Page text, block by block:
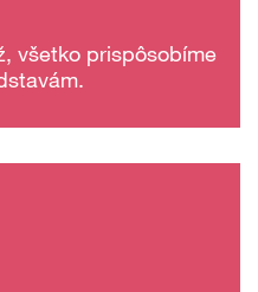
všetko prispôsobíme